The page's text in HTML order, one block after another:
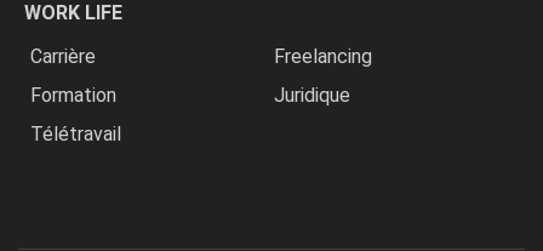
WORK LIFE
Carrière
Freelancing
Formation
Juridique
Télétravail